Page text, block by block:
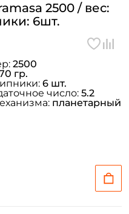
2500 / вес:
6шт.
2500
гр.
6 шт.
число: 5.2
планетарный